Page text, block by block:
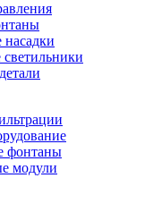
фонтаны
модули